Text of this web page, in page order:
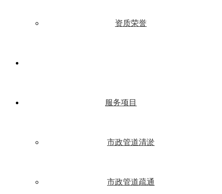
资质荣誉
服务项目
市政管道清淤
市政管道疏通